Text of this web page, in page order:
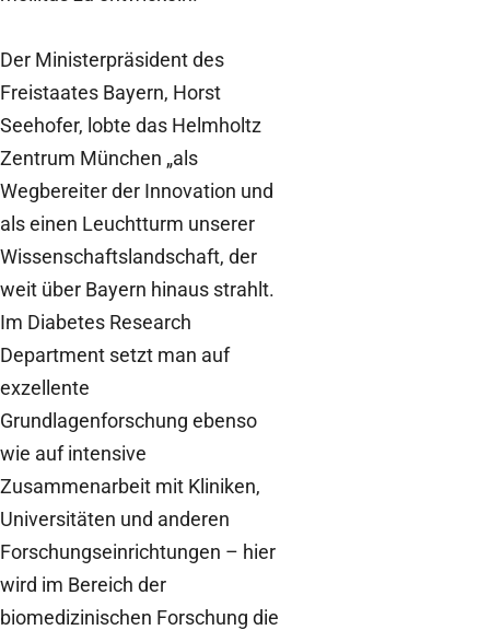
Der Ministerpräsident des
Freistaates Bayern, Horst
Seehofer, lobte das Helmholtz
Zentrum München „als
Wegbereiter der Innovation und
als einen Leuchtturm unserer
Wissenschaftslandschaft, der
weit über Bayern hinaus strahlt.
Im Diabetes Research
Department setzt man auf
exzellente
Grundlagenforschung ebenso
wie auf intensive
Zusammenarbeit mit Kliniken,
Universitäten und anderen
Forschungseinrichtungen – hier
wird im Bereich der
biomedizinischen Forschung die